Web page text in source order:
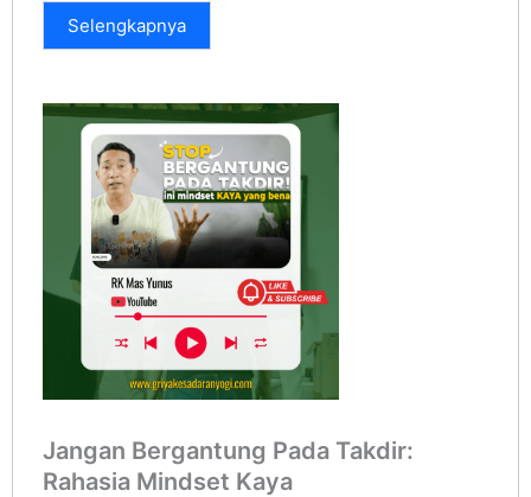
Selengkapnya
Jangan Bergantung Pada Takdir:
Rahasia Mindset Kaya